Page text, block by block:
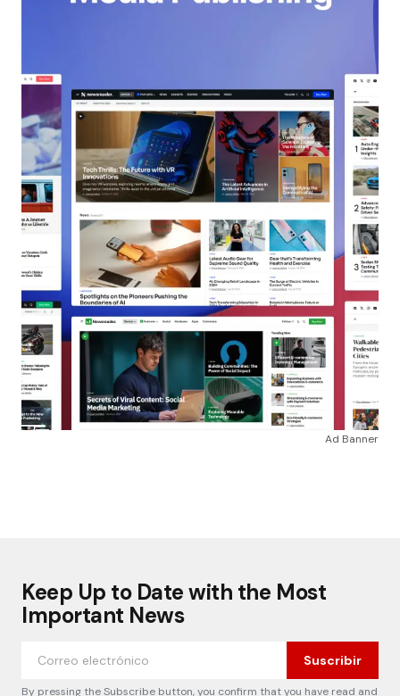
Ad Banner
Keep Up to Date with the Most
Important News
Suscribir
By pressing the Subscribe button, you confirm that you have read and